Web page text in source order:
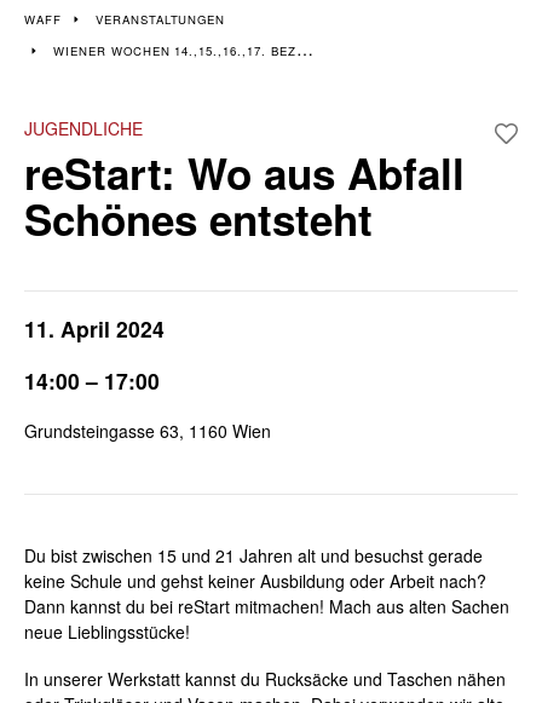
Veranstaltungen im 14.,
Wiener Wochen für Beruf und Weiterbildung I 8. April - 19. April
WAFF
VERANSTALTUNGEN
WIENER WOCHEN 14.,15.,16.,17. BEZIRK
JUGENDLICHE
reStart: Wo aus Abfall
Schönes entsteht
11. April 2024
14:00 – 17:00
Grundsteingasse 63, 1160 Wien
Du bist zwischen 15 und 21 Jahren alt und besuchst gerade
keine Schule und gehst keiner Ausbildung oder Arbeit nach?
Dann kannst du bei reStart mitmachen! Mach aus alten Sachen
neue Lieblingsstücke!
In unserer Werkstatt kannst du Rucksäcke und Taschen nähen